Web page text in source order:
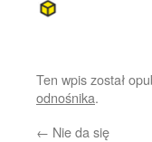
Ten wpis został
odnośnika.
← Nie da się